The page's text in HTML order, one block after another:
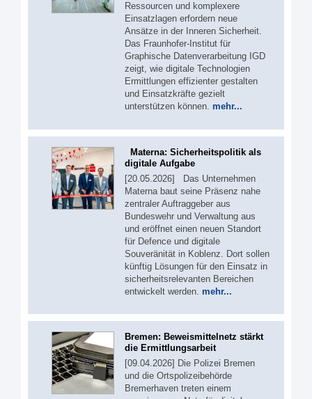
Ressourcen und komplexere
Einsatzlagen erfordern neue
Ansätze in der Inneren Sicherheit.
Das Fraunhofer-Institut für
Graphische Datenverarbeitung IGD
zeigt, wie digitale Technologien
Ermittlungen effizienter gestalten
und Einsatzkräfte gezielt
unterstützen können. mehr...
Materna: Sicherheitspolitik als
digitale Aufgabe
[20.05.2026] Das Unternehmen
Materna baut seine Präsenz nahe
zentraler Auftraggeber aus
Bundeswehr und Verwaltung aus
und eröffnet einen neuen Standort
für Defence und digitale
Souveränität in Koblenz. Dort sollen
künftig Lösungen für den Einsatz in
sicherheitsrelevanten Bereichen
entwickelt werden. mehr...
Bremen: Beweismittelnetz stärkt
die Ermittlungsarbeit
[09.04.2026] Die Polizei Bremen
und die Ortspolizeibehörde
Bremerhaven treten einem